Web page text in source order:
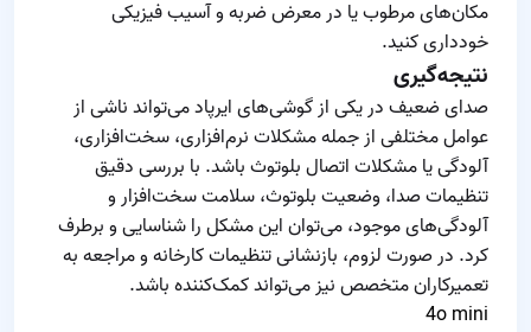
مکان‌های مرطوب یا در معرض ضربه و آسیب فیزیکی
خودداری کنید.
نتیجه‌گیری
صدای ضعیف در یکی از گوشی‌های ایرپاد می‌تواند ناشی از
عوامل مختلفی از جمله مشکلات نرم‌افزاری، سخت‌افزاری،
آلودگی یا مشکلات اتصال بلوتوث باشد. با بررسی دقیق
تنظیمات صدا، وضعیت بلوتوث، سلامت سخت‌افزار و
آلودگی‌های موجود، می‌توان این مشکل را شناسایی و برطرف
کرد. در صورت لزوم، بازنشانی تنظیمات کارخانه و مراجعه به
تعمیرکاران متخصص نیز می‌تواند کمک‌کننده باشد.
4o mini